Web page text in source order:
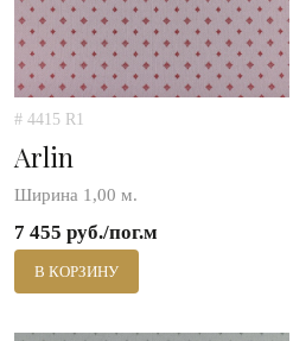
# 4415 R1
Arlin
Ширина 1,00 м.
7 455 руб./пог.м
В КОРЗИНУ